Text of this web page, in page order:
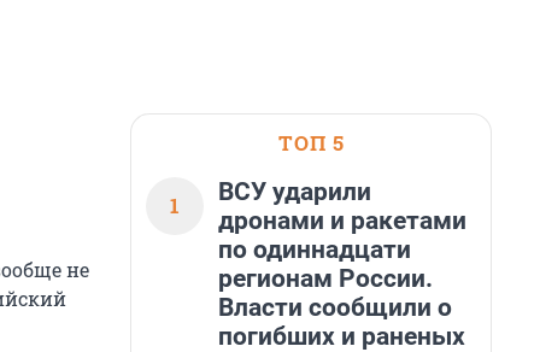
не
ТОП 5
1
ВСУ ударили
дронами и ракетами
по одиннадцати
регионам России.
Власти сообщили о
погибших и раненых